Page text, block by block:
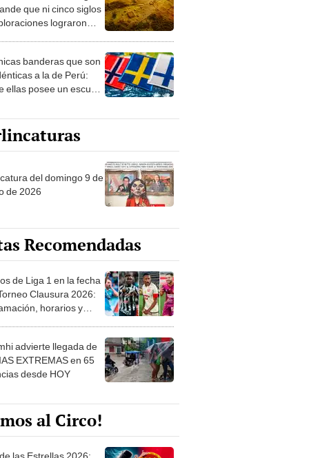
lograron
el hallazgo
a la de Perú:
ellas posee un escudo
de 2026
Recomendadas
Clausura 2026:
horarios y
ver
EXTREMAS en 65
desde HOY
al Circo!
Julio al 30 Agosto.